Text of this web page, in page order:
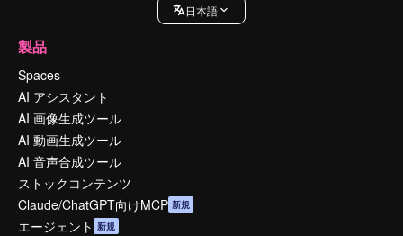
日本語
製品
Spaces
AI アシスタント
AI 画像生成ツール
AI 動画生成ツール
AI 音声合成ツール
ストックコンテンツ
Claude/ChatGPT向けMCP 新規
エージェント 新規